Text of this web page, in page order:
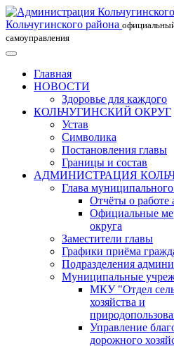
Кольчугинского района
самоуправления
Главная
НОВОСТИ
Здоровье для каждого
КОЛЬЧУГИНСКИЙ ОКРУГ
Устав
Символика
Постановления главы
Границы и состав
АДМИНИСТРАЦИЯ
Глава муниципального
Отчёты о работе
Официальные
округа
Заместители главы
Графики приёма
Подразделения
Муниципальные
МКУ "Отдел
хозяйства и
Управление
дорожного